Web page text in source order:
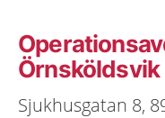
Örnsköldsvik
Sjukhusgatan 8,